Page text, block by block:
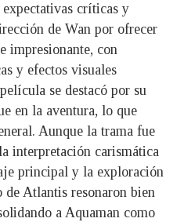
críticas y
de Wan por ofrecer
impresionante, con
y efectos visuales
se destacó por su
en la aventura, lo que
Aunque la trama fue
interpretación carismática
principal y la exploración
de Atlantis resonaron bien
a Aquaman como